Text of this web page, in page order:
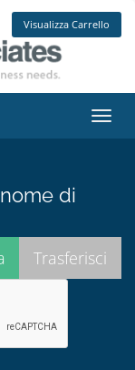
Visualizza Carrello
Attiva
di